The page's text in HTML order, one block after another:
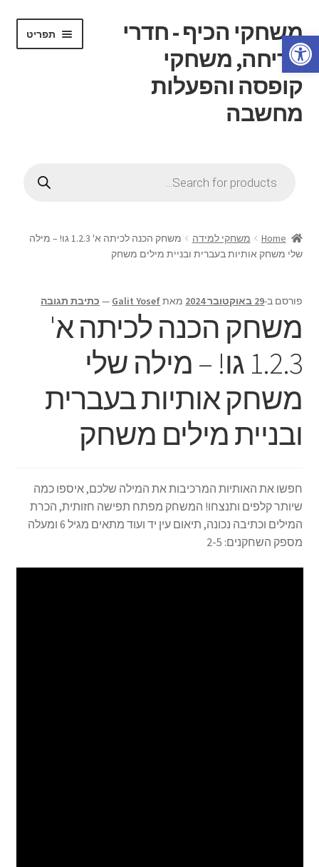
פתח סרגל נגישות
דלג
לניווט
לדלג
לתוכן
משחקי הכיף - חדרי
בריחה, משחקי
קופסה והפעלות
מחשבה
תפריט
תפריט
הרחב
הילד
את
חדרי בריחה
ידע כללי
צור קשר
Products
search
search
Home משחקי למידה
משחק הכנה לכיתה א' 1.2.3 גו! – מילה
שלי משחק אותיות בעברית ובניית מילים משחק
פורסם ב-29 באוקטובר 2024 מאתGalit Yosef
— כתיבת תגובה
משחק הכנה לכיתה א'
1.2.3 גו! – מילה שלי
משחק אותיות בעברית
ובניית מילים משחק
חפשו את האותיות המרכיבות את המילה שלכם, איספו כמה
שיותר קלפים ותנצחו! המשחק מפתח תפישה חזותית, הכרת
המילים וכתיבה נכונה, תיאום עין יד ועוד מתאים מגיל 6 ומעלה
מספק השחקנים: 2-5